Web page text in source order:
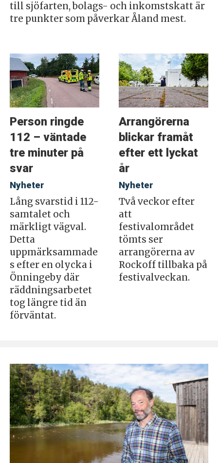
till sjöfarten, bolags- och inkomstskatt är
tre punkter som påverkar Åland mest.
Person ringde
112 – väntade
tre minuter på
svar
Nyheter
Lång svarstid i 112-
samtalet och
märkligt vägval.
Detta
uppmärksammade
s efter en olycka i
Önningeby där
räddningsarbetet
tog längre tid än
förväntat.
Arrangörerna
blickar framåt
efter ett lyckat
år
Nyheter
Två veckor efter
att
festivalområdet
tömts ser
arrangörerna av
Rockoff tillbaka på
festivalveckan.